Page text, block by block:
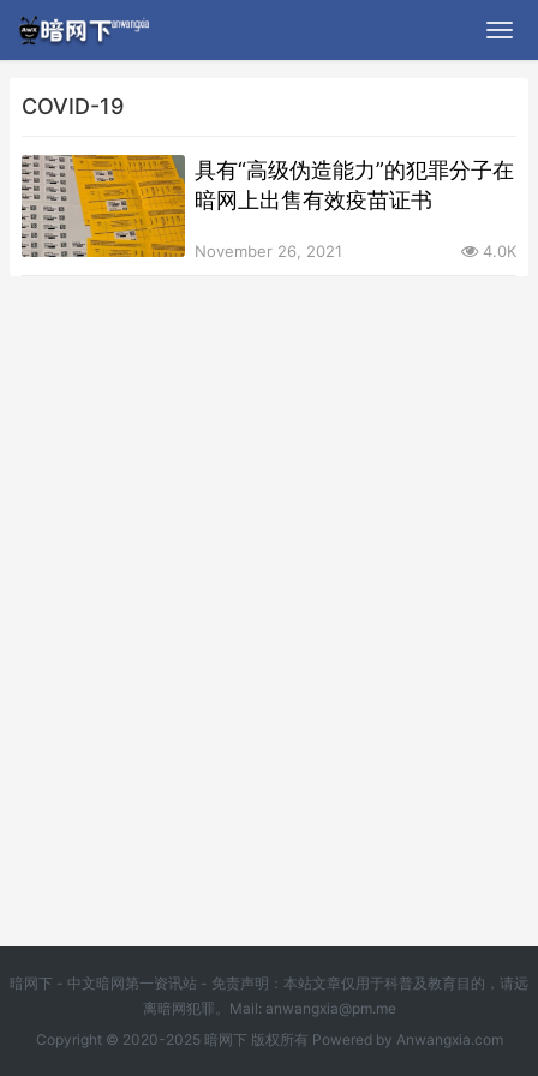
COVID-19
具有“高级伪造能力”的犯罪分子在
暗网上出售有效疫苗证书
November 26, 2021 4.0K
暗网下 - 中文暗网第一资讯站 - 免责声明：本站文章仅用于科普及教育目的，请远
离暗网犯罪。Mail: anwangxia@pm.me
Copyright © 2020-2025 暗网下 版权所有 Powered by Anwangxia.com